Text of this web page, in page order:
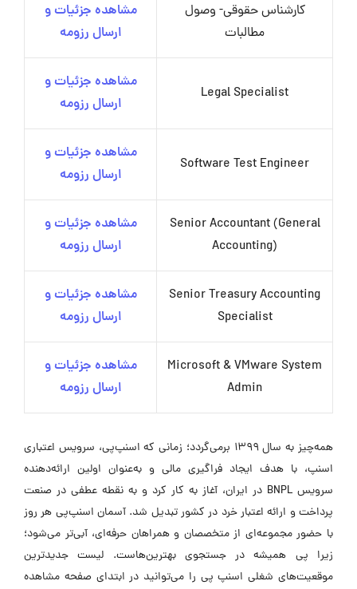
کارشناس حقوقی- وصول
مطالبات
مشاهده جزئیات و
ارسال رزومه
Legal Specialist
مشاهده جزئیات و
ارسال رزومه
Software Test Engineer
مشاهده جزئیات و
ارسال رزومه
Senior Accountant (General
Accounting)
مشاهده جزئیات و
ارسال رزومه
Senior Treasury Accounting
Specialist
مشاهده جزئیات و
ارسال رزومه
Microsoft & VMware System
Admin
مشاهده جزئیات و
ارسال رزومه
همه‌چیز به سال ۱۳۹۹ برمی‌گردد؛ زمانی که اسنپ‌پی، سرویس اعتباری
اسنپ، با هدف ایجاد فراگیری مالی و به‌عنوان اولین ارائه‌دهنده
سرویس BNPL در ایران، آغاز به کار کرد و به نقطه عطفی در صنعت
پرداخت و ارائه اعتبار خرد در کشور تبدیل شد. آسمان اسنپ‌پی هر روز
با حضور مجموعه‌ای از متخصصان و همراهان حرفه‌ای، آبی‌تر می‌شود؛
زیرا پی همیشه در جستجوی بهترین‌هاست. لیست جدیدترین
موقعیت‌های شغلی اسنپ پی را می‌توانید در ابتدای صفحه مشاهده